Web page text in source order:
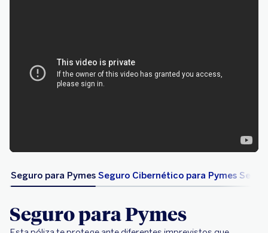
Seguro para Pymes Seguro Cibernético para Pymes
Seguro para Pymes